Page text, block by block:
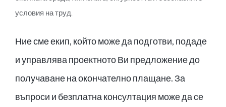
условия на труд.
Ние сме екип, който може да подготви, подаде
и управлява проектното Ви предложение до
получаване на окончателно плащане. За
въпроси и безплатна консултация може да се